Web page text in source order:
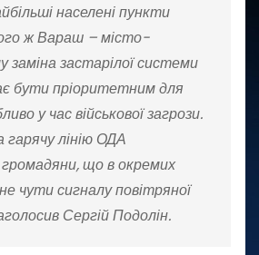
населені пункти
ж Вараш – місто-
заміна застарілої системи
бути пріоритетним для
у час військової загрози.
гарячу лінію ОДА
що в окремих
чути сигналу повітряної
Сергій Подолін.